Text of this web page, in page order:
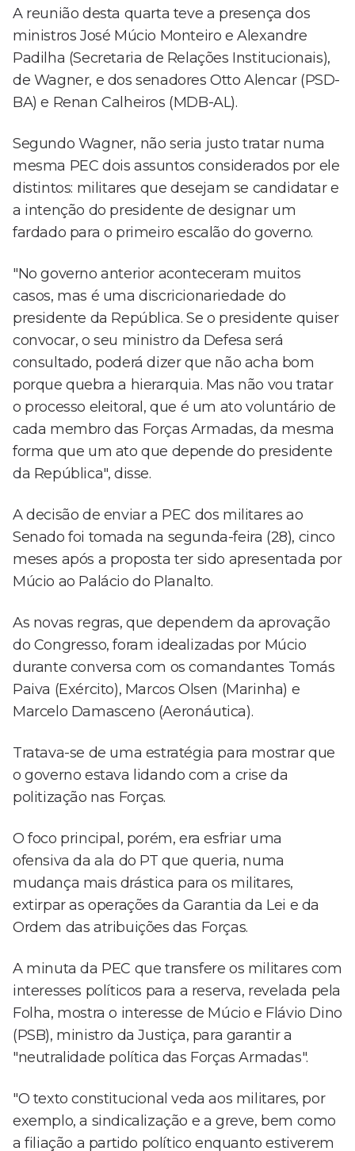
A reunião desta quarta teve a presença dos
ministros José Múcio Monteiro e Alexandre
Padilha (Secretaria de Relações Institucionais),
de Wagner, e dos senadores Otto Alencar (PSD-
BA) e Renan Calheiros (MDB-AL).
Segundo Wagner, não seria justo tratar numa
mesma PEC dois assuntos considerados por ele
distintos: militares que desejam se candidatar e
a intenção do presidente de designar um
fardado para o primeiro escalão do governo.
"No governo anterior aconteceram muitos
casos, mas é uma discricionariedade do
presidente da República. Se o presidente quiser
convocar, o seu ministro da Defesa será
consultado, poderá dizer que não acha bom
porque quebra a hierarquia. Mas não vou tratar
o processo eleitoral, que é um ato voluntário de
cada membro das Forças Armadas, da mesma
forma que um ato que depende do presidente
da República", disse.
A decisão de enviar a PEC dos militares ao
Senado foi tomada na segunda-feira (28), cinco
meses após a proposta ter sido apresentada por
Múcio ao Palácio do Planalto.
As novas regras, que dependem da aprovação
do Congresso, foram idealizadas por Múcio
durante conversa com os comandantes Tomás
Paiva (Exército), Marcos Olsen (Marinha) e
Marcelo Damasceno (Aeronáutica).
Tratava-se de uma estratégia para mostrar que
o governo estava lidando com a crise da
politização nas Forças.
O foco principal, porém, era esfriar uma
ofensiva da ala do PT que queria, numa
mudança mais drástica para os militares,
extirpar as operações da Garantia da Lei e da
Ordem das atribuições das Forças.
A minuta da PEC que transfere os militares com
interesses políticos para a reserva, revelada pela
Folha, mostra o interesse de Múcio e Flávio Dino
(PSB), ministro da Justiça, para garantir a
"neutralidade política das Forças Armadas".
"O texto constitucional veda aos militares, por
exemplo, a sindicalização e a greve, bem como
a filiação a partido político enquanto estiverem